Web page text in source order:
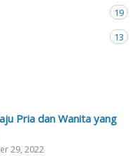
19
13
Pria dan Wanita yang
29, 2022